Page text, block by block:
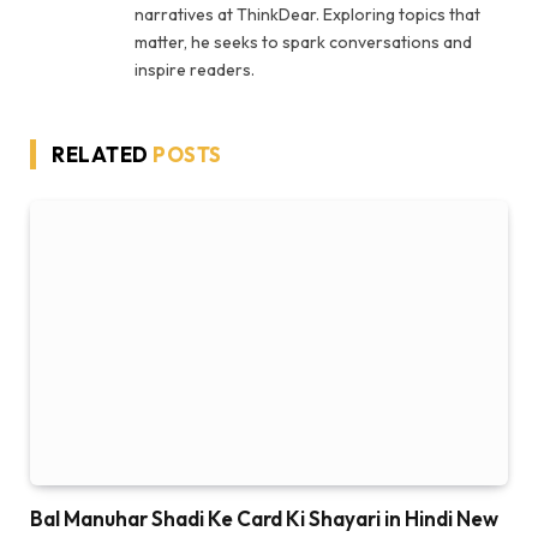
narratives at ThinkDear. Exploring topics that
matter, he seeks to spark conversations and
inspire readers.
RELATED POSTS
Bal Manuhar Shadi Ke Card Ki Shayari in Hindi New